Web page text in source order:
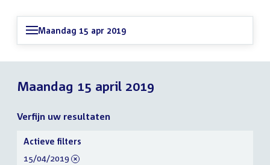
Maandag 15 apr 2019
Maandag 15 april 2019
Verfijn uw resultaten
Verfijn
uw
resultaten
Actieve filters
verwijder
15/04/2019